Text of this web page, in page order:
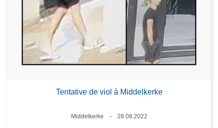
Tentative de viol à Middelkerke
Lieux
Middelkerke
28.08.2022